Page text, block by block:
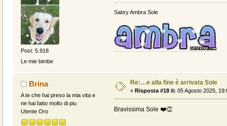
Post: 5.918
Le mie bimbe
Sabry Ambra Sole
Brina
A te che hai preso la mia vita e
ne hai fatto molto di piu
Utente Oro
Re:…e alla fine è arrivata Sole
« Risposta #18 il: 05 Agosto 2025,
Bravissima Sole ❤️👏